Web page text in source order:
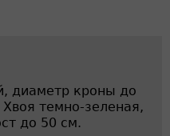
диаметр кроны до
темно-зеленая,
до 50 см.